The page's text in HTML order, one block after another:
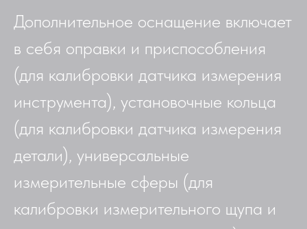
Дополнительное оснащение включает
в себя оправки и приспособления
(для калибровки датчика измерения
инструмента), установочные кольца
(для калибровки датчика измерения
детали), универсальные
измерительные сферы (для
калибровки измерительного щупа и